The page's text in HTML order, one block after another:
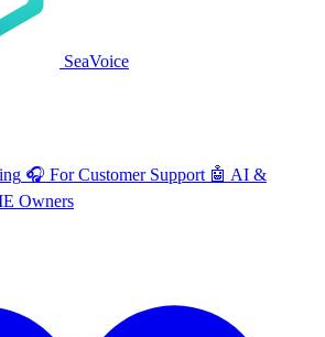
SeaVoice
🎧 For Customer Support 🤖 AI &
Owners